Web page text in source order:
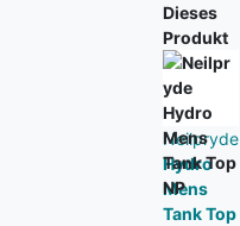
Dieses
Produkt
Neilpryde
Hydro
Mens
Tank Top